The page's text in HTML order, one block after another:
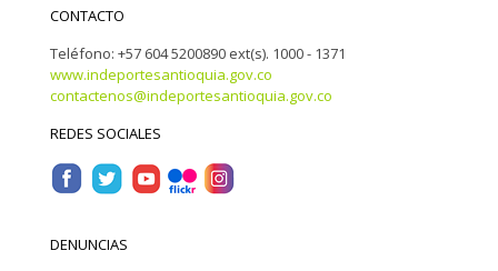
CONTACTO
Teléfono: +57 604 5200890 ext(s). 1000 - 1371
www.indeportesantioquia.gov.co
contactenos@indeportesantioquia.gov.co
REDES SOCIALES
DENUNCIAS